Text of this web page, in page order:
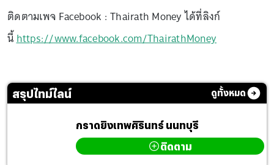
ติดตามเพจ Facebook : Thairath Money ได้ที่ลิงก์
นี้https://www.facebook.com/ThairathMoney
สรุปไทม์ไลน์ ดูทั้งหมด
กราดยิงเทพศิรินทร์ นนทบุรี
ติดตาม